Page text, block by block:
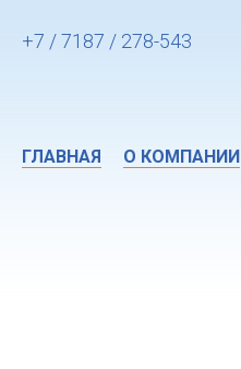
+7 / 7187 / 278-543
ГЛАВНАЯ О КОМПАНИИ